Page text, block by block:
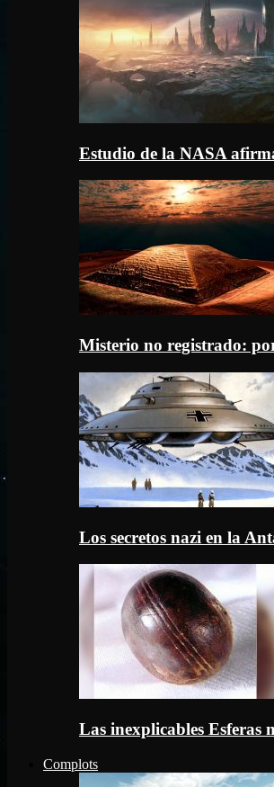
Estudio de la NASA
Misterio no registrado:
Los secretos nazi en la
Las inexplicables Esferas
Complots